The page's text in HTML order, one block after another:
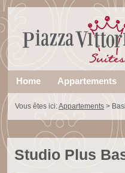
Home Appartements
Vous êtes ici:Appartements >
Studio Plus